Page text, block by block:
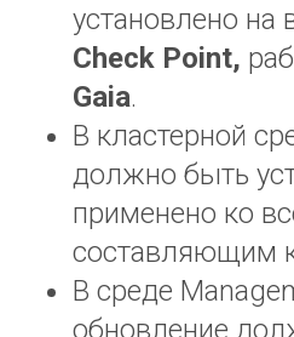
установлено на
Check Point,
Gaia.
В кластерной
должно быть
применено ко
составляющим
В среде
обновление